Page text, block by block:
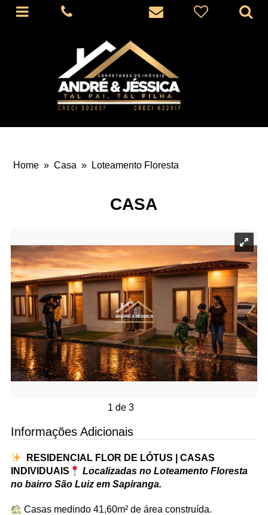
Home » Casa » Loteamento Floresta
CASA
1 de 3
Informações Adicionais
RESIDENCIAL FLOR DE LÓTUS | CASAS
INDIVIDUAIS
Localizadas no Loteamento Floresta
no bairro São Luiz em Sapiranga.
Casas medindo 41,60m² de área construída.